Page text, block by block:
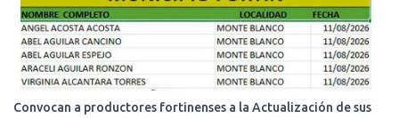
desarrollo y la nutrición de niñas, niños y mujeres en esta
importante etapa de vida. Durante la jornada, en la explanada del
Súper Ahorros, el director del organismo asistencial, Lic. Carlos
Adiel Pereda, realizó un recorrido por las sedes de entre...
Convocan a productores fortinenses a la Actualización de sus